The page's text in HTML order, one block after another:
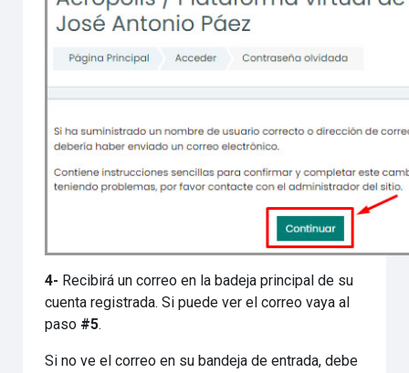
4- Recibirá un correo en la badeja principal de su
cuenta registrada. Si puede ver el correo vaya al
paso #5.
Si no ve el correo en su bandeja de entrada, debe